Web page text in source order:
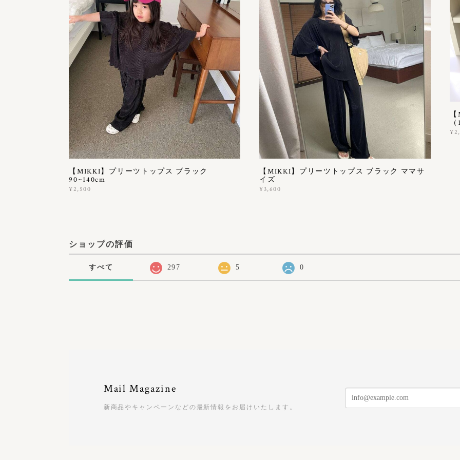
【MIKKI】プリーツトップス ブラック
90~140cm
¥2,500
【MIKKI】プリーツトップス ブラック ママサ
イズ
¥3,600
ショップの評価
すべて 297 5 0
Mail Magazine
新商品やキャンペーンなどの最新情報をお届けいたします。